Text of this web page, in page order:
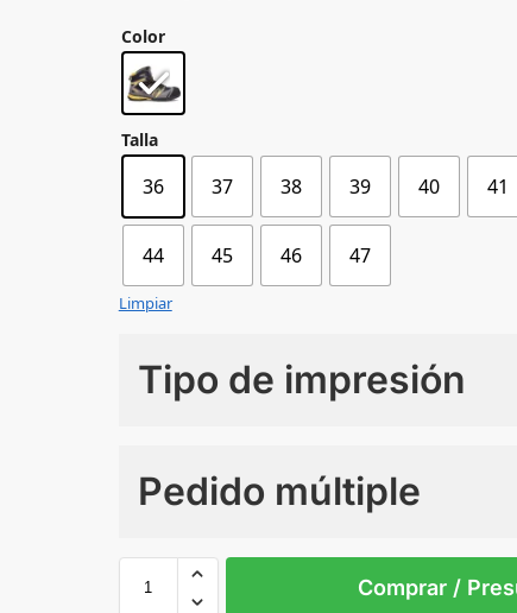
Color
Talla
36 37 38 39 40 41
44 45 46 47
Limpiar
Tipo de impresión
Pedido múltiple
Comprar /